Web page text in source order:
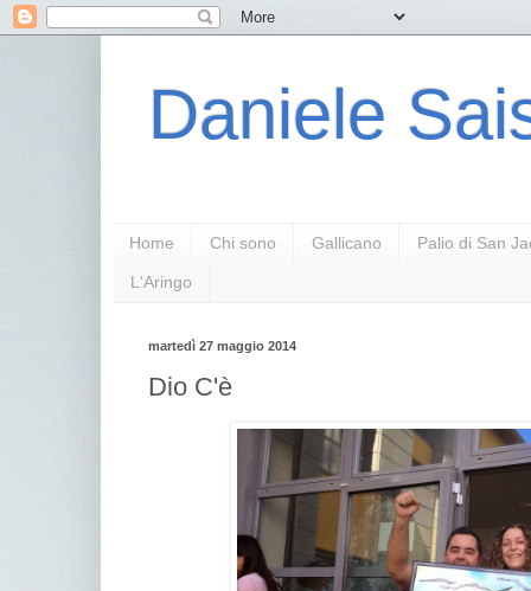
Daniele
Home Chi sono Gallicano Palio di San
L'Aringo
martedì 27 maggio 2014
Dio C'è